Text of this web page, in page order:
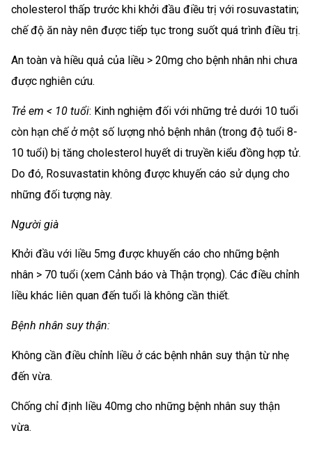
cholesterol thấp trước khi khởi đầu điều trị với rosuvastatin;
chế độ ăn này nên được tiếp tục trong suốt quá trình điều trị.
An toàn và hiều quả của liều > 20mg cho bệnh nhân nhi chưa
được nghiên cứu.
Trẻ em < 10 tuổi: Kinh nghiệm đối với những trẻ dưới 10 tuổi
còn hạn chế ở một số lượng nhỏ bệnh nhân (trong độ tuổi 8-
10 tuổi) bị tăng cholesterol huyết di truyền kiểu đồng hợp tử.
Do đó, Rosuvastatin không được khuyến cáo sử dụng cho
những đối tượng này.
Người già
Khởi đầu với liều 5mg được khuyến cáo cho những bệnh
nhân > 70 tuổi (xem Cảnh báo và Thận trọng). Các điều chỉnh
liều khác liên quan đến tuổi là không cần thiết.
Bệnh nhân suy thận:
Không cần điều chỉnh liều ở các bệnh nhân suy thận từ nhẹ
đến vừa.
Chống chỉ định liều 40mg cho những bệnh nhân suy thận
vừa.